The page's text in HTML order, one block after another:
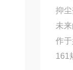
抑
未
作
161